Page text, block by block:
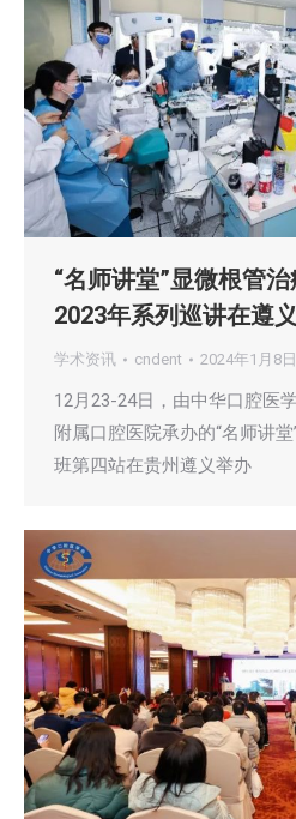
“名师讲堂”显微根管
2023年系列巡讲在遵
学术资讯 cndent 2024年1月8日
12月23-24日，由中华口腔医
附属口腔医院承办的“名师讲
班第四站在贵州遵义举办